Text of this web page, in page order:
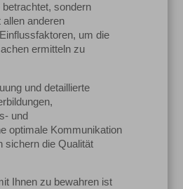
sondern
anderen
um die
ermitteln zu
und detaillierte
und
optimale Kommunikation
sichern die Qualität
Ihnen zu bewahren ist